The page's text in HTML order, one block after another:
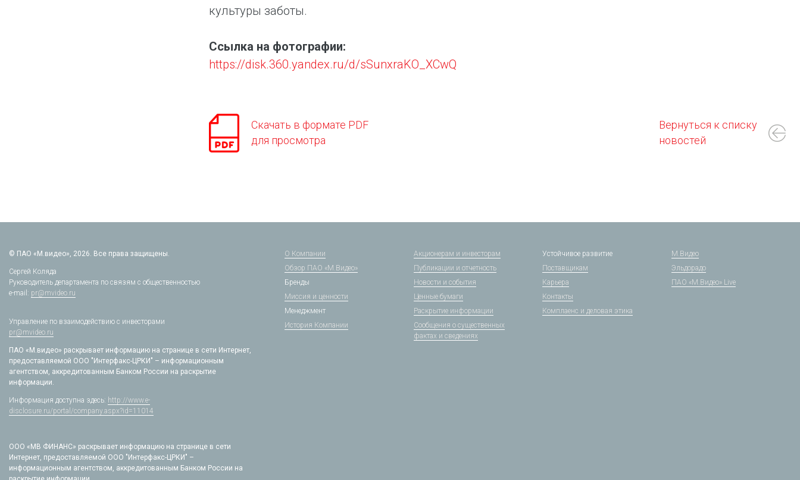
культуры заботы.
Ссылка на фотографии:
https://disk.360.yandex.ru/d/sSunxraKO_XCwQ
Скачать в формате PDF
для просмотра
Вернуться к списку
новостей
© ПАО «М.видео», 2026. Все права защищены.
Сергей Коляда
Руководитель департамента по связям с общественностью
e-mail: pr@mvideo.ru
Управление по взаимодействию с инвесторами
pr@mvideo.ru
ПАО «М.видео» раскрывает информацию на странице в сети Интернет,
предоставляемой ООО "Интерфакс-ЦРКИ" – информационным
агентством, аккредитованным Банком России на раскрытие
информации.
Информация доступна здесь: http://www.e-
disclosure.ru/portal/company.aspx?id=11014
ООО «МВ ФИНАНС» раскрывает информацию на странице в сети
Интернет, предоставляемой ООО "Интерфакс-ЦРКИ" –
информационным агентством, аккредитованным Банком России на
О Компании
Обзор ПАО «М.Видео»
Бренды
Миссия и ценности
Менеджмент
История Компании
Акционерам и инвесторам
Публикации и отчетность
Новости и события
Ценные бумаги
Раскрытие информации
Сообщения о существенных
фактах и сведениях
Устойчивое развитие
Поставщикам
Карьера
Контакты
Комплаенс и деловая этика
М.Видео
Эльдорадо
ПАО «М.Видео» Live